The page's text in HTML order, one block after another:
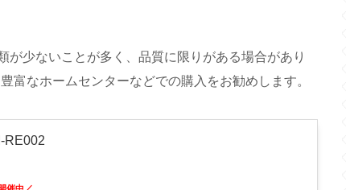
少ないことが多く、品質に限りがある場合があり
富なホームセンターなどでの購入をお勧めします。
RE002